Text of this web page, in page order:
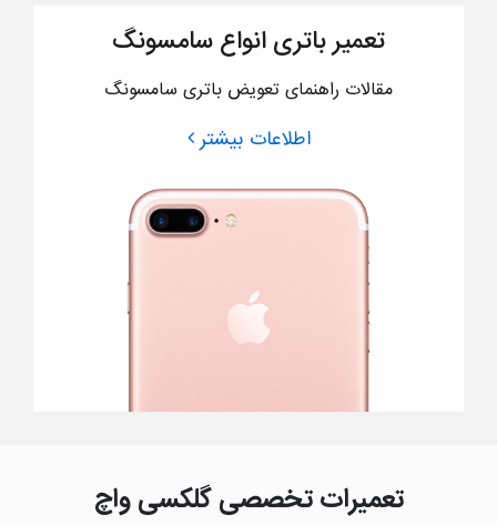
تعمیر باتری انواع سامسونگ
مقالات راهنمای تعویض باتری سامسونگ
اطلاعات بیشتر
تعمیرات تخصصی گلکسی واچ